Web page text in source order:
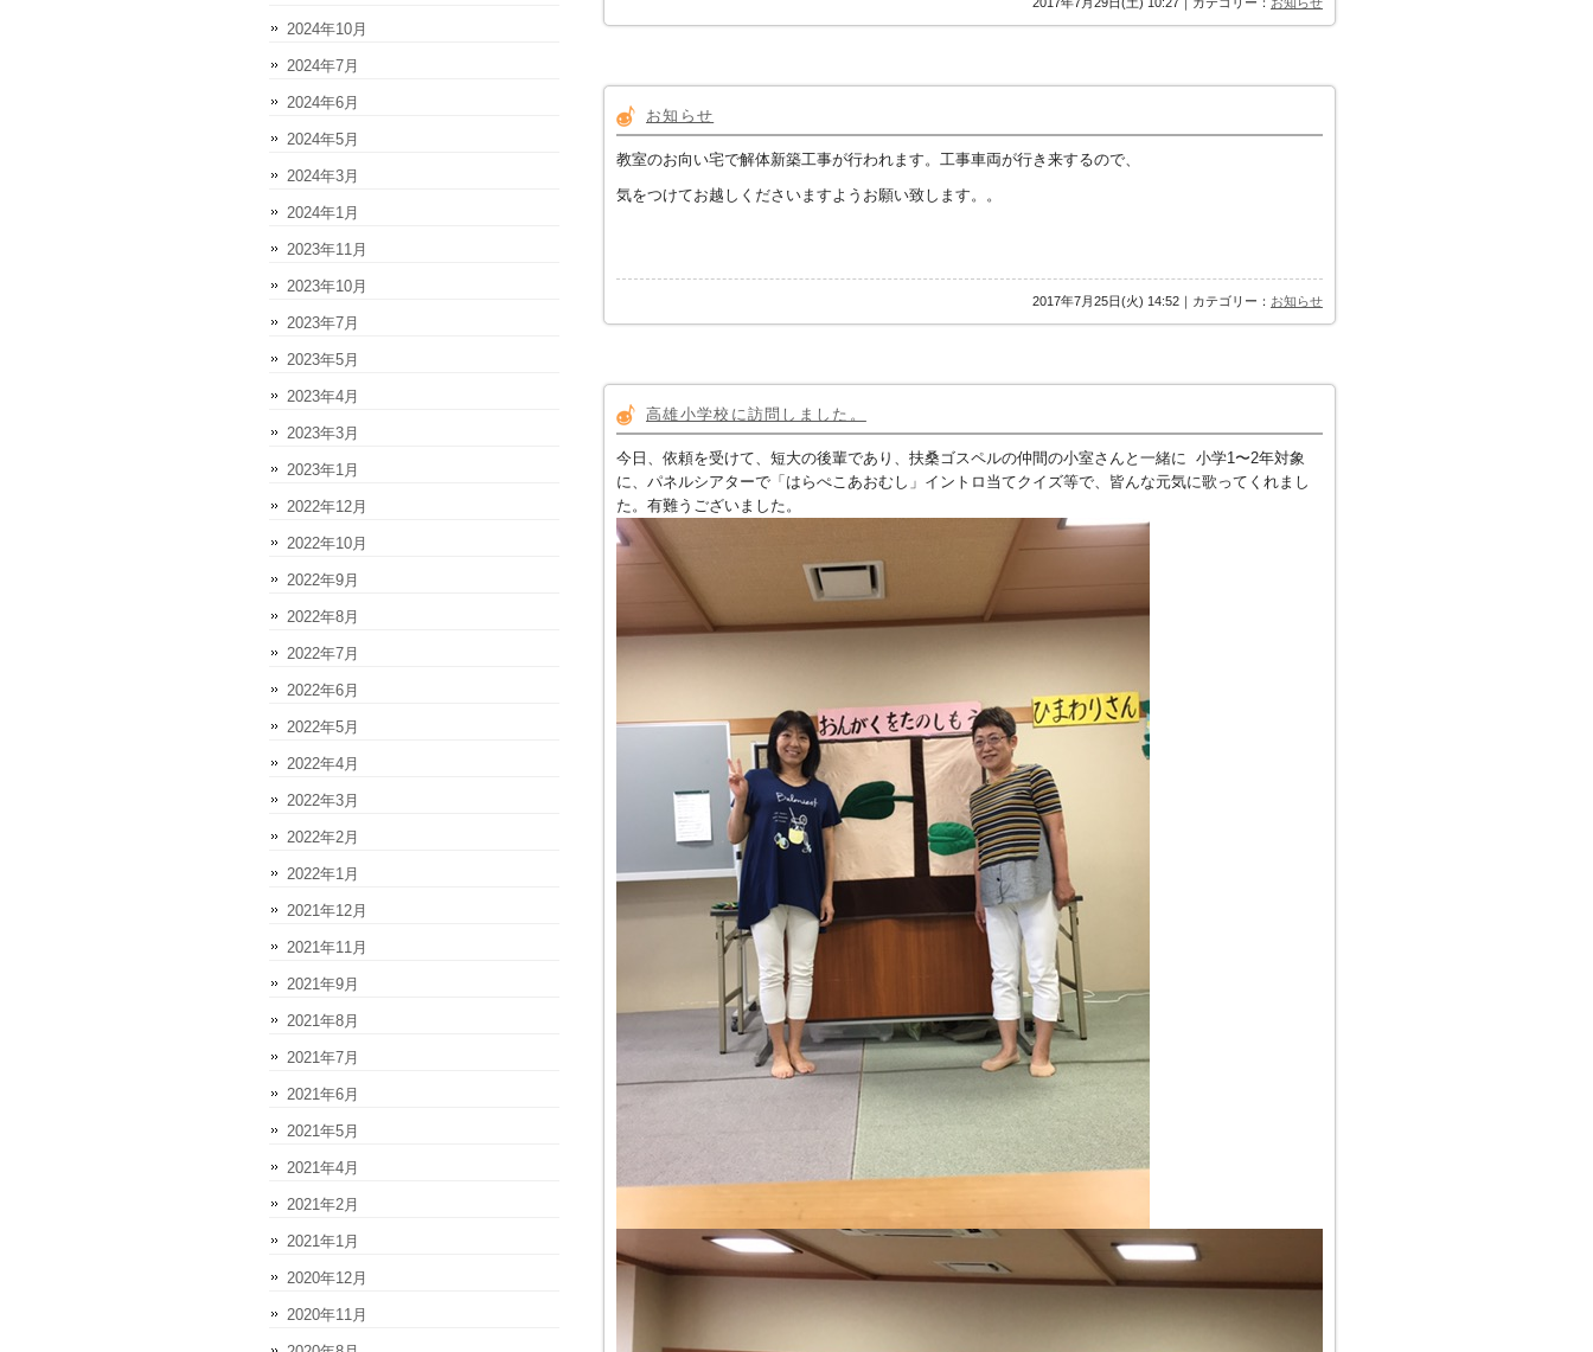
お知らせ
教室のお向い宅で解体新築工事が行われます。工事車両が行き来するので、
気をつけてお越しくださいますようお願い致します。。
2017年7月25日(火) 14:52｜カテゴリー： お知らせ
高雄小学校に訪問しました。
今日、依頼を受けて、短大の後輩であり、扶桑ゴスペルの仲間の小室さんと一緒に 小学1〜2年対象
に、パネルシアターで「はらぺこあおむし」イントロ当てクイズ等で、皆んな元気に歌ってくれまし
た。有難うございました。
2024年10月
2024年7月
2024年6月
2024年5月
2024年3月
2024年1月
2023年11月
2023年10月
2023年7月
2023年5月
2023年4月
2023年3月
2023年1月
2022年12月
2022年10月
2022年9月
2022年8月
2022年7月
2022年6月
2022年5月
2022年4月
2022年3月
2022年2月
2022年1月
2021年12月
2021年11月
2021年9月
2021年8月
2021年7月
2021年6月
2021年5月
2021年4月
2021年2月
2021年1月
2020年12月
2020年11月